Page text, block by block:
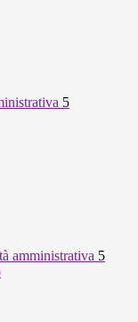
5
amministrativa 5